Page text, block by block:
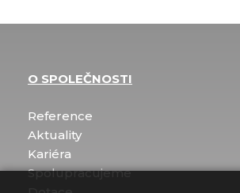
O SPOLEČNOSTI
Reference
Aktuality
Kariéra
Spolupracujeme